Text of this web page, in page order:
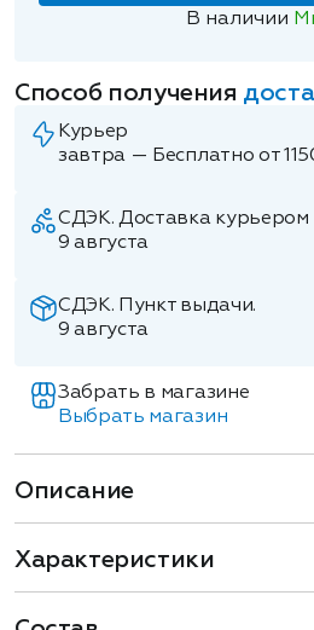
В наличии
Способ получения
Курьер
завтра — Бесплатно от
СДЭК. Доставка курьером
9 августа
СДЭК. Пункт выдачи.
9 августа
Забрать в магазине
Выбрать магазин
Описание
Характеристики